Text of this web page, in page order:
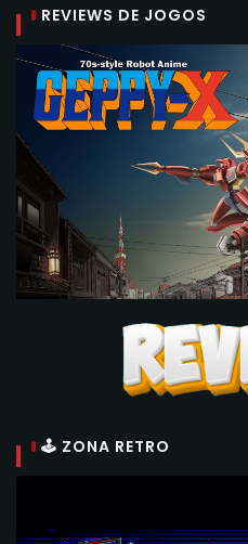
REVIEWS DE JOGOS
🕹 ZONA RETRO